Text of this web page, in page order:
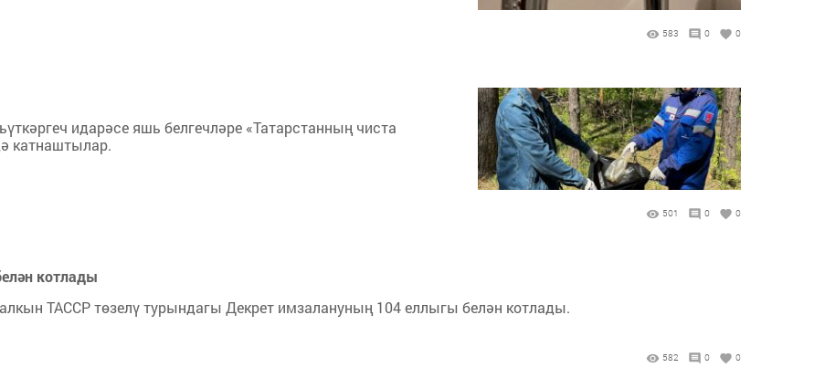
583 0 0
идарәсе яшь белгечләре «Татарстанның чиста
катнаштылар.
501 0 0
котлады
ТАССР төзелү турындагы Декрет имзалануның 104 еллыгы белән котлады.
582 0 0